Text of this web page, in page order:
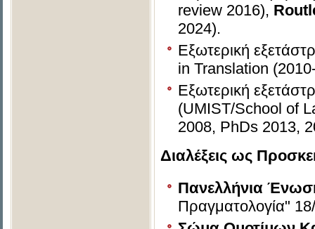
review 2016),
2024).
Εξωτερική
in Translation
Εξωτερική
(UMIST/School of
2008, PhDs 2013,
Διαλέξεις ως
Πανελλήνια
Πραγματολογία"